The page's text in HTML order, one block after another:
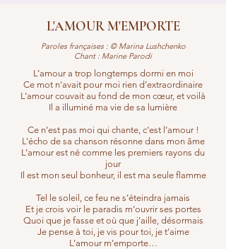
L'AMOUR M'EMPORTE
Paroles françaises : © Marina Lushchenko
Chant : Marine Parodi
L’amour a trop longtemps dormi en moi
Ce mot n’avait pour moi rien d’extraordinaire
L’amour couvait au fond de mon cœur, et voilà
Il a illuminé ma vie de sa lumière
Ce n’est pas moi qui chante, c’est l’amour !
L’écho de sa chanson résonne dans mon âme
L’amour est né comme les premiers rayons du
jour
Il est mon seul bonheur, il est ma seule flamme
Tel le soleil, ce feu ne s’éteindra jamais
Et je crois voir le paradis m’ouvrir ses portes
Quoi que je fasse et où que j’aille, désormais
Je pense à toi, je vis pour toi, je t’aime
L’amour m’emporte…